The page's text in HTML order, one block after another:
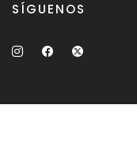
SÍGUENOS